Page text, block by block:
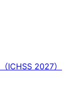
（ICHSS 2027）